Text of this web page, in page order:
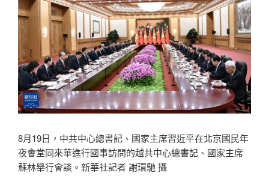
8月19日，中共中心總書記、國家主席習近平在北京國民年
夜會堂同來華進行國事訪問的越共中心總書記、國家主席
蘇林舉行會談。新華社記者 謝環馳 攝